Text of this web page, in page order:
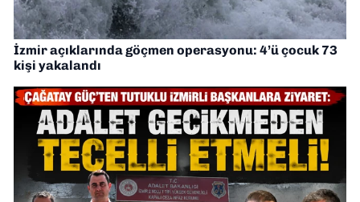
İzmir açıklarında göçmen operasyonu: 4’ü çocuk 73
kişi yakalandı